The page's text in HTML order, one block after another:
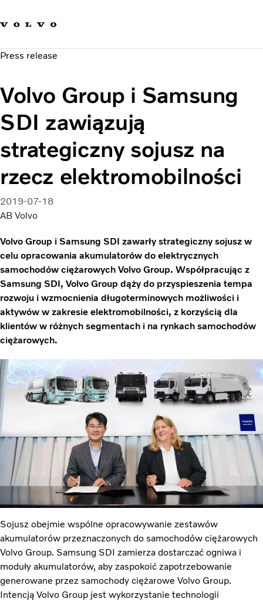
Sustainable Transportation
News & Media
About us
Press release
Volvo Group i Samsung
SDI zawiązują
strategiczny sojusz na
rzecz elektromobilności
2019-07-18
AB Volvo
Volvo Group i Samsung SDI zawarły strategiczny sojusz w
celu opracowania akumulatorów do elektrycznych
samochodów ciężarowych Volvo Group. Współpracując z
Samsung SDI, Volvo Group dąży do przyspieszenia tempa
rozwoju i wzmocnienia długoterminowych możliwości i
aktywów w zakresie elektromobilności, z korzyścią dla
klientów w różnych segmentach i na rynkach samochodów
ciężarowych.
Sojusz obejmie wspólne opracowywanie zestawów
akumulatorów przeznaczonych do samochodów ciężarowych
Volvo Group. Samsung SDI zamierza dostarczać ogniwa i
moduły akumulatorów, aby zaspokoić zapotrzebowanie
generowane przez samochody ciężarowe Volvo Group.
Intencją Volvo Group jest wykorzystanie technologii